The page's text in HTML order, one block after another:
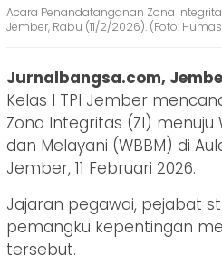
Acara Penandatanganan Zona
Jember, Rabu (11/2/2026). (Foto:
Jurnalbangsa.com,
Kelas I TPI Jember
Zona Integritas (ZI) menuju
dan Melayani (WBBM) di
Jember, 11 Februari 2026.
Jajaran pegawai, pejabat
pemangku kepentingan
tersebut.